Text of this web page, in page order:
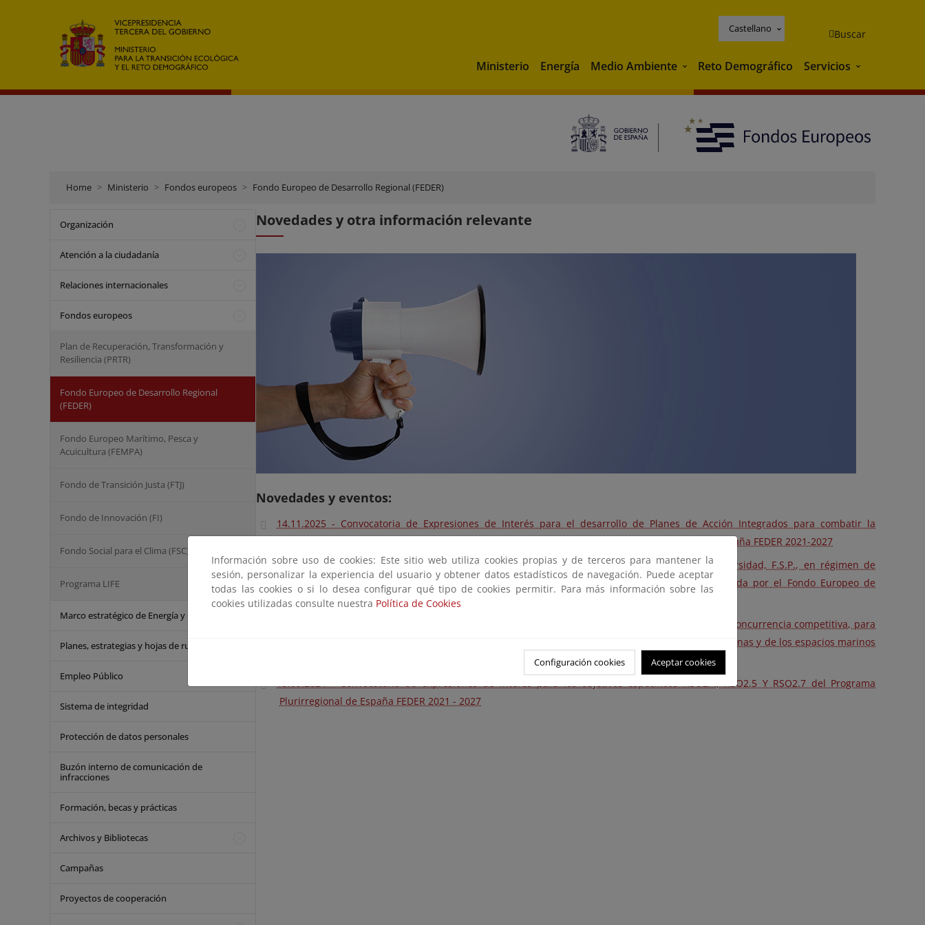
Castellano Buscar
Ministerio Energía Medio Ambiente Medio Ambiente
Reto Demográfico Servicios Servicios
Home Ministerio Fondos europeos Fondo Europeo de Desarrollo Regional (FEDER)
Organización
Atención a la ciudadanía
Relaciones internacionales
Fondos europeos
Plan de Recuperación, Transformación y
Resiliencia (PRTR)
Fondo Europeo de Desarrollo Regional
(FEDER)
Fondo Europeo Marítimo, Pesca y
Acuicultura (FEMPA)
Fondo de Transición Justa (FTJ)
Fondo de Innovación (FI)
Fondo Social para el Clima (FSC)
Programa LIFE
Marco estratégico de Energía y Clima
Planes, estrategias y hojas de ruta
Empleo Público
Sistema de integridad
Protección de datos personales
Buzón interno de comunicación de
infracciones
Formación, becas y prácticas
Archivos y Bibliotecas
Campañas
Proyectos de cooperación
Novedades y otra información relevante
Novedades y eventos:
14.11.2025 - Convocatoria de Expresiones de Interés para el desarrollo de Planes de Acción Integrados para combatir la
despoblación en el ámbito rural de España, con cofinanciación del Programa Plurirregional de España FEDER 2021-2027
26.02.2025 - Información pública de la convocatoria de subvenciones de la Fundación Biodiversidad, F.S.P., en régimen de
concurrencia competitiva, para apoyo a programas y de impulso a la bioeconomía, cofinanciada por el Fondo Europeo de
Desarrollo Regional (FEDER)
18.02.2025 – Convocatoria de subvenciones de la Fundación Biodiversidad, F.S.P., en régimen de concurrencia competitiva, para
apoyo a programas y proyectos para la conservación y restauración de los hábitats y especies marinas y de los espacios marinos
protegidos, cofinanciada por el Fondo Europeo de Desarrollo Regional (FEDER)
13.09.2024 - Convocatoria de expresiones de interés para los objetivos específicos RSO2.4, RSO2.5 Y RSO2.7 del Programa
Plurirregional de España FEDER 2021 - 2027
Información sobre uso de cookies: Este sitio web utiliza cookies propias y de terceros para mantener la
sesión, personalizar la experiencia del usuario y obtener datos estadísticos de navegación. Puede aceptar
todas las cookies o si lo desea configurar qué tipo de cookies permitir. Para más información sobre las
cookies utilizadas consulte nuestra Política de Cookies
Configuración cookies Aceptar cookies